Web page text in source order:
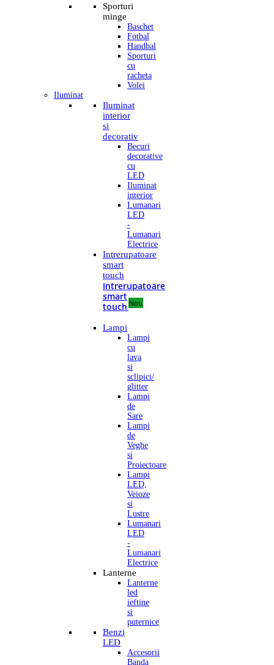
Sporturi
minge
Baschet
Fotbal
Handbal
Sporturi
cu
racheta
Volei
Iluminat
Iluminat
interior
si
decorativ
Becuri
decorative
cu
LED
Iluminat
interior
Lumanari
LED
-
Lumanari
Electrice
Intrerupatoare
smart
touch
Intrerupatoare
smart
touch Nou
Lampi
Lampi
cu
lava
si
sclipici/
glitter
Lampi
de
Sare
Lampi
de
Veghe
si
Proiectoare
Lampi
LED,
Veioze
si
Lustre
Lumanari
LED
-
Lumanari
Electrice
Lanterne
Lanterne
led
ieftine
si
puternice
Benzi
LED
Accesorii
Banda